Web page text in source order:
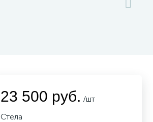
23 500 руб. /шт
Стела